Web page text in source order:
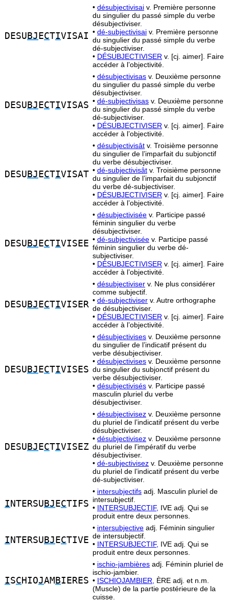
DESU BJ ECTIVISAI
• désubjectivisai v. Première personne
du singulier du passé simple du verbe
désubjectiviser.
• dé-subjectivisai v. Première personne
du singulier du passé simple du verbe
dé-subjectiviser.
• DÉSUBJECTIVISER v. [cj. aimer]. Faire
accéder à l’objectivité.
DESU BJ ECTIVISAS
• désubjectivisas v. Deuxième personne
du singulier du passé simple du verbe
désubjectiviser.
• dé-subjectivisas v. Deuxième personne
du singulier du passé simple du verbe
dé-subjectiviser.
• DÉSUBJECTIVISER v. [cj. aimer]. Faire
accéder à l’objectivité.
DESU BJ ECTIVISAT
• désubjectivisât v. Troisième personne
du singulier de l’imparfait du subjonctif
du verbe désubjectiviser.
• dé-subjectivisât v. Troisième personne
du singulier de l’imparfait du subjonctif
du verbe dé-subjectiviser.
• DÉSUBJECTIVISER v. [cj. aimer]. Faire
accéder à l’objectivité.
DESU BJ ECTIVISEE
• désubjectivisée v. Participe passé
féminin singulier du verbe
désubjectiviser.
• dé-subjectivisée v. Participe passé
féminin singulier du verbe dé-
subjectiviser.
• DÉSUBJECTIVISER v. [cj. aimer]. Faire
accéder à l’objectivité.
DESU BJ ECTIVISER
• désubjectiviser v. Ne plus considérer
comme subjectif.
• dé-subjectiviser v. Autre orthographe
de désubjectiviser.
• DÉSUBJECTIVISER v. [cj. aimer]. Faire
accéder à l’objectivité.
DESU BJ ECTIVISES
• désubjectivises v. Deuxième personne
du singulier de l’indicatif présent du
verbe désubjectiviser.
• désubjectivises v. Deuxième personne
du singulier du subjonctif présent du
verbe désubjectiviser.
• désubjectivisés v. Participe passé
masculin pluriel du verbe
désubjectiviser.
DESU BJ ECTIVISEZ
• désubjectivisez v. Deuxième personne
du pluriel de l’indicatif présent du verbe
désubjectiviser.
• désubjectivisez v. Deuxième personne
du pluriel de l’impératif du verbe
désubjectiviser.
• dé-subjectivisez v. Deuxième personne
du pluriel de l’indicatif présent du verbe
dé-subjectiviser.
I NTERSU BJ ECTIFS
• intersubjectifs adj. Masculin pluriel de
intersubjectif.
• INTERSUBJECTIF, IVE adj. Qui se
produit entre deux personnes.
I NTERSU BJ ECTIVE
• intersubjective adj. Féminin singulier
de intersubjectif.
• INTERSUBJECTIF, IVE adj. Qui se
produit entre deux personnes.
ISC HIOJAM BIERES
• ischio-jambières adj. Féminin pluriel de
ischio-jambier.
• ISCHIOJAMBIER,
ÈRE adj. et n.m.
(Muscle) de la partie postérieure de la
cuisse.